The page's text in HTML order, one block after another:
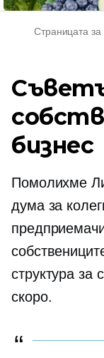
Страницата
бизнес
Помолихме
дума за
структура за
скоро.